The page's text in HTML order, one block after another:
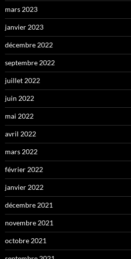
mars 2023
janvier 2023
décembre 2022
septembre 2022
juillet 2022
juin 2022
mai 2022
avril 2022
mars 2022
février 2022
janvier 2022
décembre 2021
novembre 2021
octobre 2021